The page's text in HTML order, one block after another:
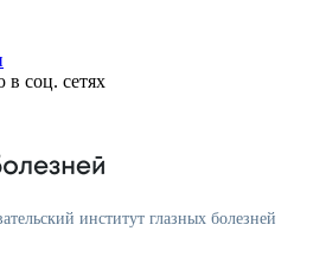
в соц. сетях
институт глазных болезней